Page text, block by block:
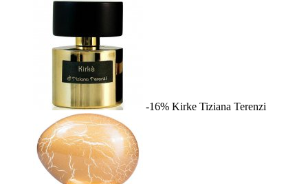
-16% Kirke Tiziana Terenzi